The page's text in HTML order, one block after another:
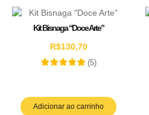
Kit Bisnaga “Doce Arte”
R$130,70
(5)
Adicionar ao carrinho